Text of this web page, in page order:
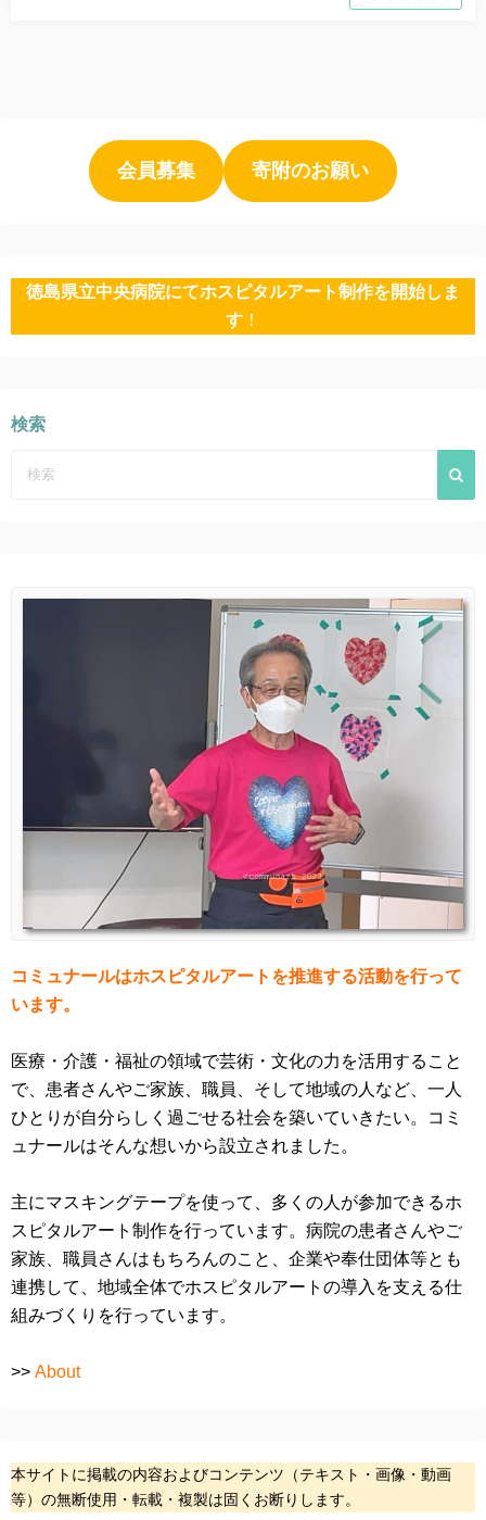
会員募集 寄附のお願い
徳島県立中央病院にてホスピタルアート制作を開始しま
す ！
検索
コミュナールはホスピタルアートを推進する活動を行って
います。
医療・介護・福祉の領域で芸術・文化の力を活用すること
で、患者さんやご家族、職員、そして地域の人など、一人
ひとりが自分らしく過ごせる社会を築いていきたい。コミ
ュナールはそんな想いから設立されました。
主にマスキングテープを使って、多くの人が参加できるホ
スピタルアート制作を行っています。病院の患者さんやご
家族、職員さんはもちろんのこと、企業や奉仕団体等とも
連携して、地域全体でホスピタルアートの導入を支える仕
組みづくりを行っています。
>> About
本サイトに掲載の内容およびコンテンツ（テキスト・画像・動画
等）の無断使用・転載・複製は固くお断りします。